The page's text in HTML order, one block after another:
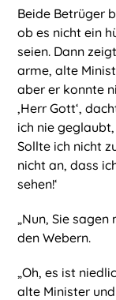
Beide Betrüger
ob es nicht ein
seien. Dann
arme, alte
aber er konnte
‚Herr Gott‘,
ich nie
Sollte ich nicht
nicht an, dass
sehen!‘
„Nun, Sie
den Webern.
„Oh, es ist
alte Minister